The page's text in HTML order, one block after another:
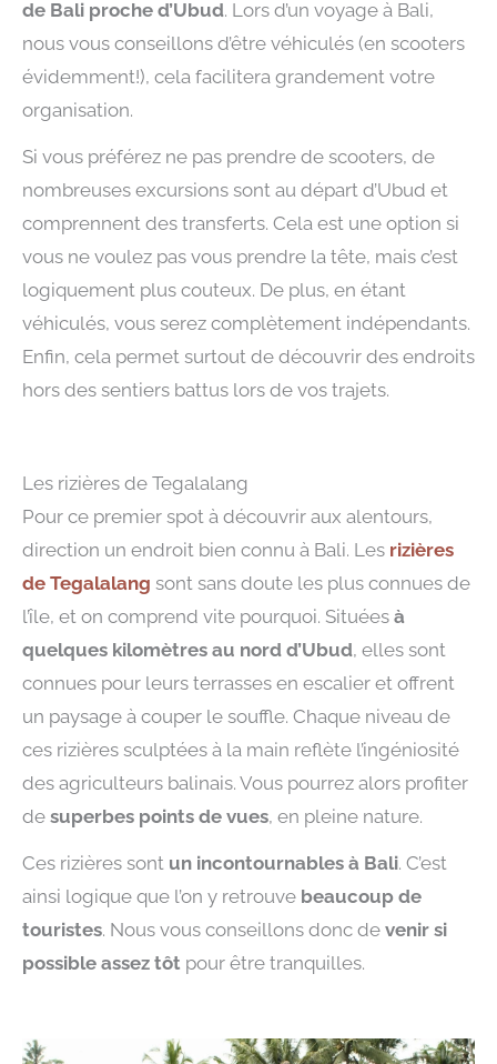
de Bali proche d’Ubud. Lors d’un voyage à Bali,
nous vous conseillons d’être véhiculés (en scooters
évidemment!), cela facilitera grandement votre
organisation.
Si vous préférez ne pas prendre de scooters, de
nombreuses excursions sont au départ d’Ubud et
comprennent des transferts. Cela est une option si
vous ne voulez pas vous prendre la tête, mais c’est
logiquement plus couteux. De plus, en étant
véhiculés, vous serez complètement indépendants.
Enfin, cela permet surtout de découvrir des endroits
hors des sentiers battus lors de vos trajets.
Les rizières de Tegalalang
Pour ce premier spot à découvrir aux alentours,
direction un endroit bien connu à Bali. Les rizières
de Tegalalang sont sans doute les plus connues de
l’île, et on comprend vite pourquoi. Situées à
quelques kilomètres au nord d’Ubud, elles sont
connues pour leurs terrasses en escalier et offrent
un paysage à couper le souffle. Chaque niveau de
ces rizières sculptées à la main reflète l’ingéniosité
des agriculteurs balinais. Vous pourrez alors profiter
de superbes points de vues, en pleine nature.
Ces rizières sont un incontournables à Bali. C’est
ainsi logique que l’on y retrouve beaucoup de
touristes. Nous vous conseillons donc de venir si
possible assez tôt pour être tranquilles.